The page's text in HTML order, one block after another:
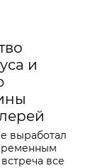
и
выработал
все